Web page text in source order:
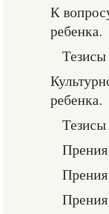
К
ребенка.
ребенка.